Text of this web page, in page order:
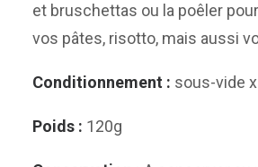
et bruschettas ou la poêler
vos pâtes, risotto, mais aussi
Conditionnement : sous-vide
Poids : 120g